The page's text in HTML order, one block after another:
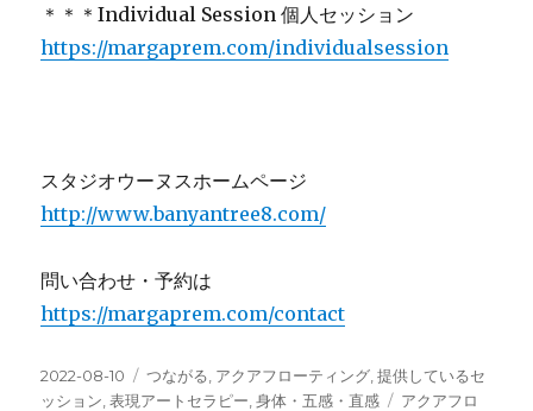
＊＊＊Individual Session 個人セッション
https://margaprem.com/individualsession
スタジオウーヌスホームページ
http://www.banyantree8.com/
問い合わせ・予約は
https://margaprem.com/contact
投
稿
2022-08-10
カ
テ
つながる アクアフローティング ,提供しているセ
ッション ,表現アートセラピー ,身体・五感・直感
タ
アクアフロ